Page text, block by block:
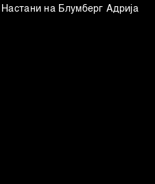
Настани на Блумберг Адрија